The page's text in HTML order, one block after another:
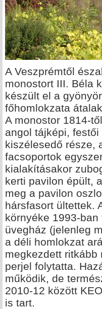
A Veszprémtől
monostort III. Béla
készült el a
főhomlokzata
A monostor 1814-
angol tájképi,
kiszélesedő része,
facsoportok
kialakításakor
kerti pavilon épült,
meg a pavilon
hársfasort ültettek.
környéke 1993-
üvegház (jelenleg
a déli homlokzat
megkezdett ritkább
perjel folytatta.
működik, de
2010-12 között
is tart.